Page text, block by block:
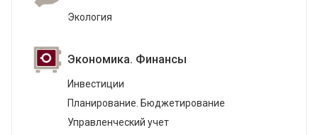
Экология
Экономика. Финансы
Инвестиции
Планирование. Бюджетирование
Управленческий учет